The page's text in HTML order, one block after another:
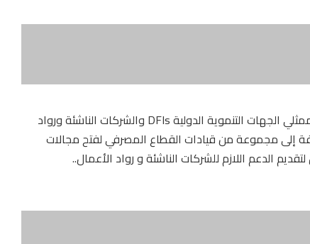
كما عقد رحمي اجتماعات مع مجموعة من ممثلي الجهات التنموية الدولية DFIs والشركات الناشئة ورواد
إلى مجموعة من قيادات القطاع المصرفي لفتح مجالات
الدعم اللازم للشركات الناشئة و رواد الأعمال..